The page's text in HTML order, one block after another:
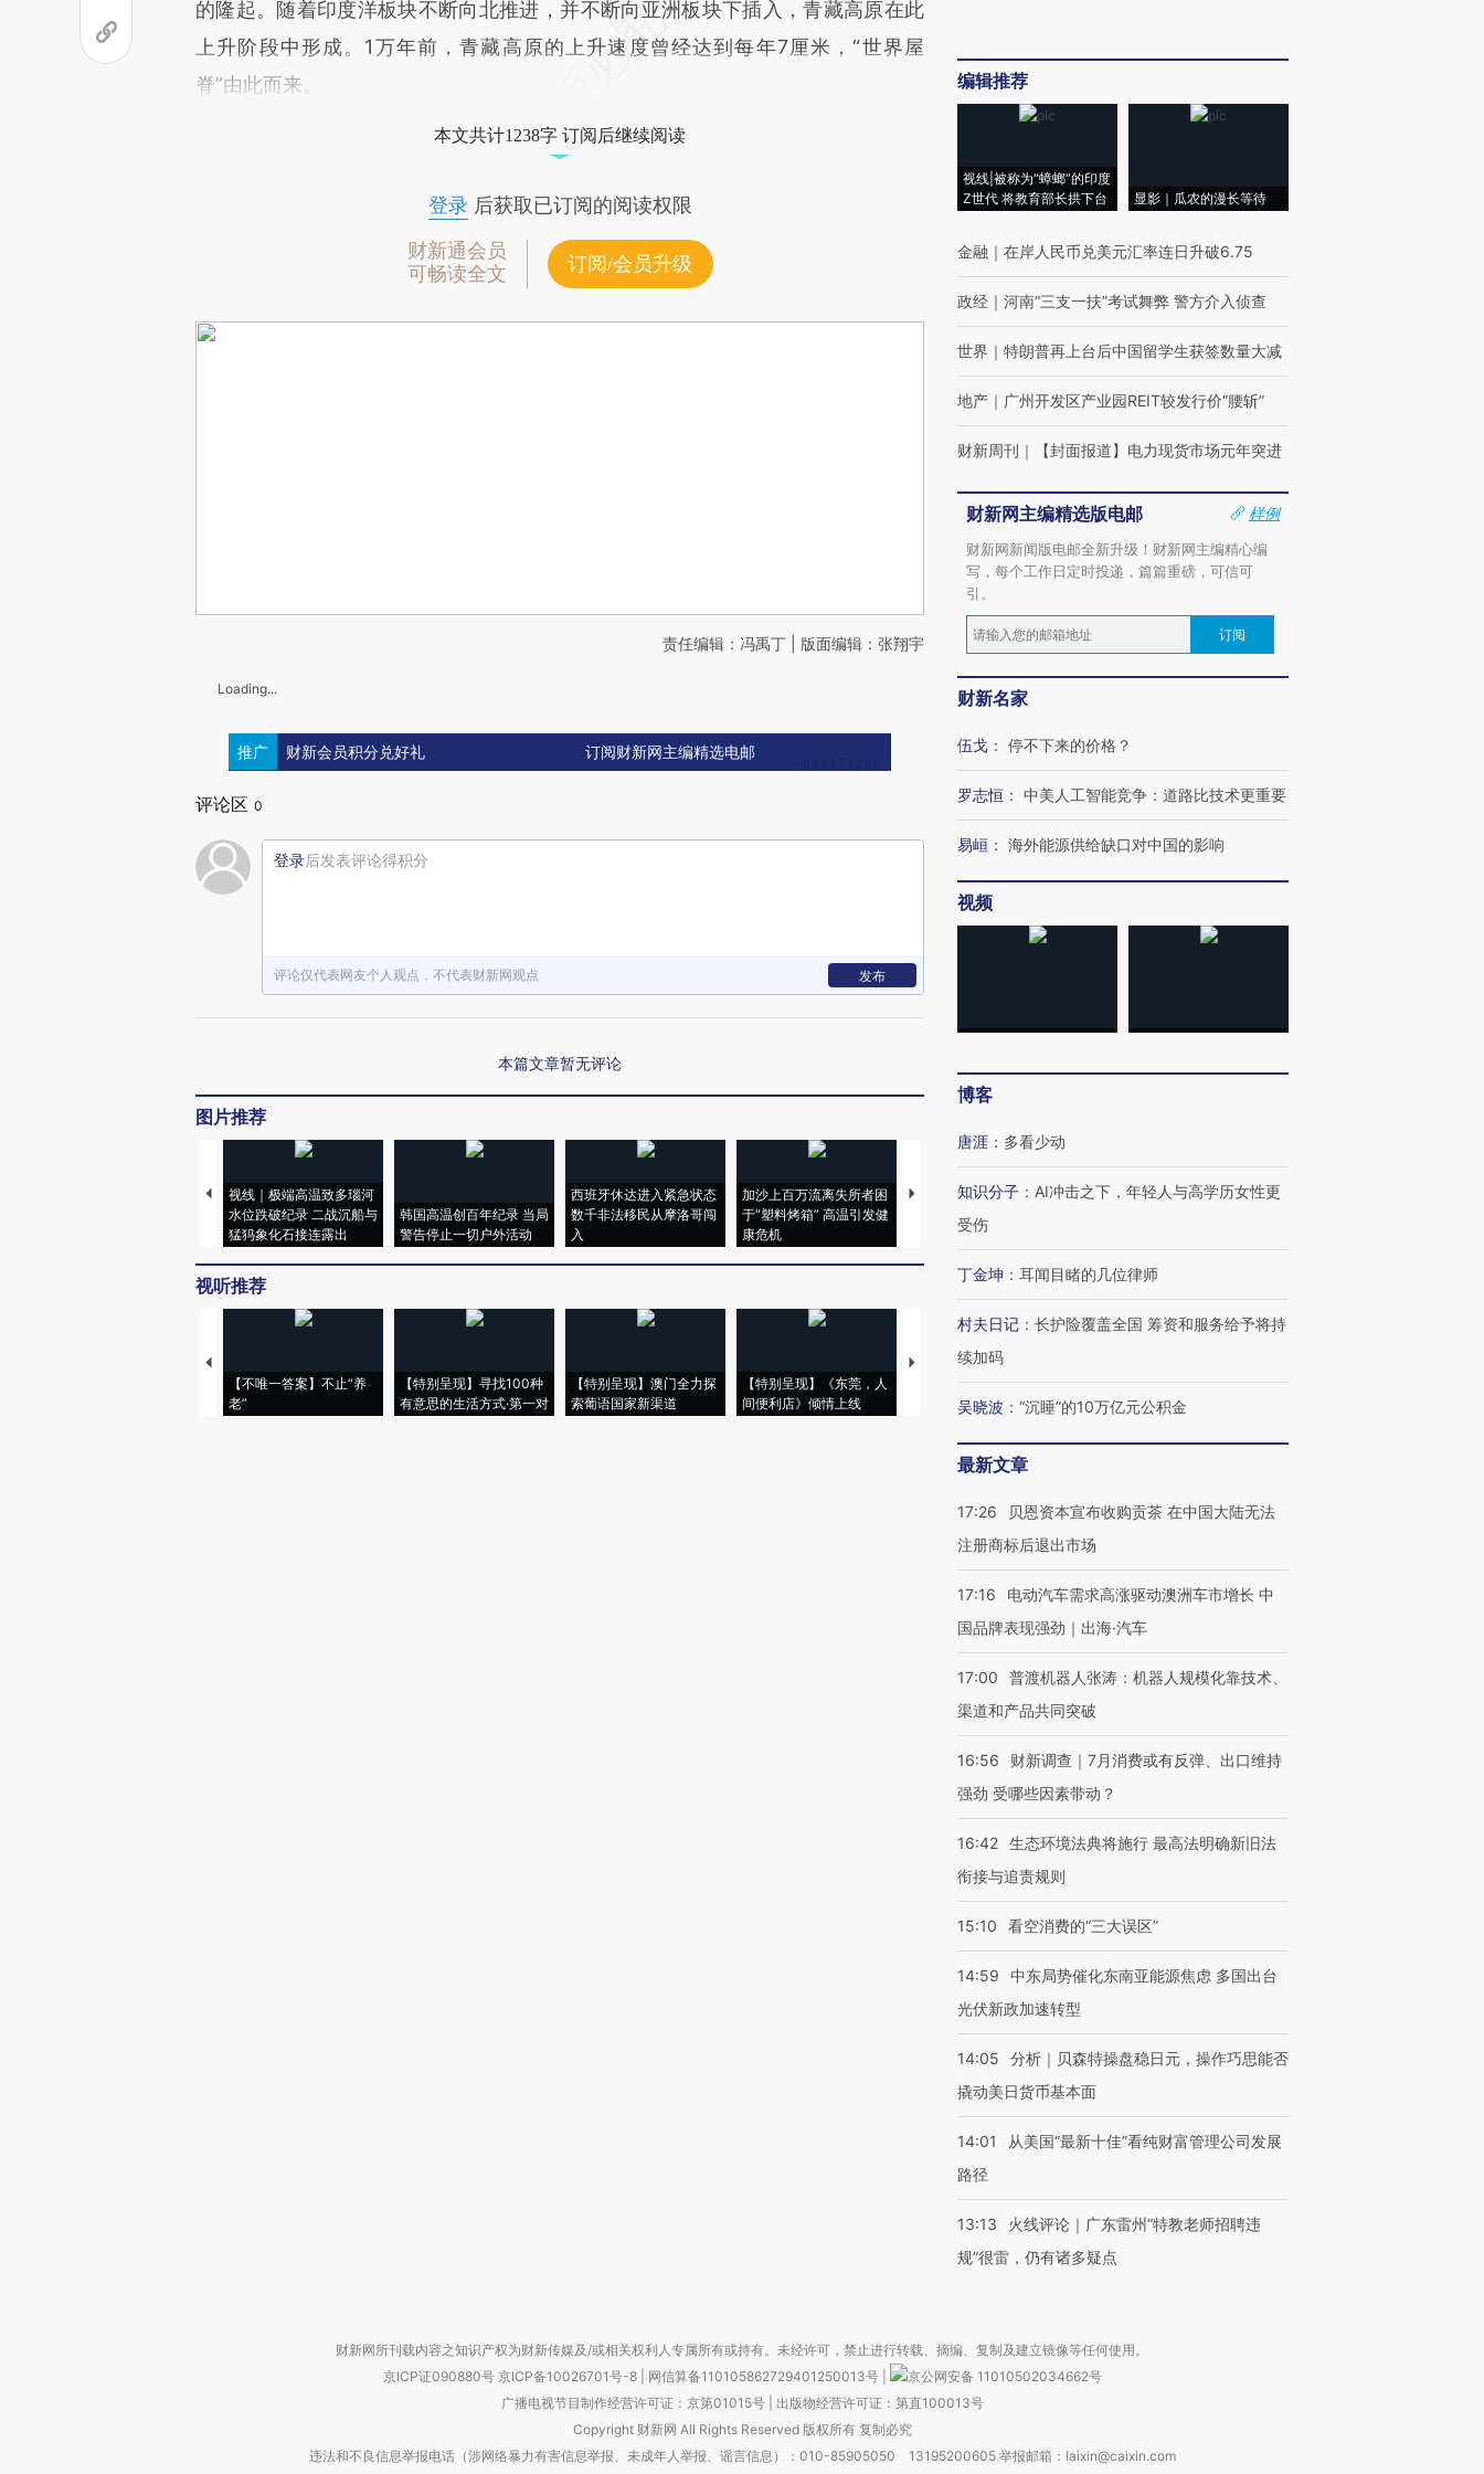
的隆起。随着印度洋板块不断向北推进，并不断向亚洲板块下插入，青藏高原在此
上升阶段中形成。1万年前，青藏高原的上升速度曾经达到每年7厘米，“世界屋
脊”由此而来。
本文共计1238字 订阅后继续阅读
登录后获取已订阅的阅读权限
财新通会员
可畅读全文
订阅/会员升级
责任编辑：冯禹丁 | 版面编辑：张翔宇
Loading...
推广 财新会员积分兑好礼 订阅财新网主编精选电邮
评论区 0
登录后发表评论得积分
评论仅代表网友个人观点，不代表财新网观点 发布
本篇文章暂无评论
图片推荐
视线｜极端高温致多瑙河
水位跌破纪录 二战沉船与
猛犸象化石接连露出
韩国高温创百年纪录 当局
警告停止一切户外活动
西班牙休达进入紧急状态
数千非法移民从摩洛哥闯
入
加沙上百万流离失所者困
于“塑料烤箱” 高温引发健
康危机
马航飞行员跨国走私7万
粒摇头丸 尿检体内含3种
视线｜HYROX的吸金
视听推荐
【不唯一答案】不止“养
老”
【特别呈现】寻找100种
有意思的生活方式·第一对
【特别呈现】澳门全力探
索葡语国家新渠道
【特别呈现】《东莞，人
间便利店》倾情上线
【推广】走进第四届链博
会，让数智科技“链”接产
【特别呈现】寻找100种
有意思的生活方式·第三对
CFO：不靠规模取胜，华
编辑推荐
视线|被称为“蟑螂”的印度
Z世代 将教育部长拱下台
显影｜瓜农的漫长等待
金融 ｜ 在岸人民币兑美元汇率连日升破6.75
政经 ｜ 河南“三支一扶”考试舞弊 警方介入侦查
世界 ｜ 特朗普再上台后中国留学生获签数量大减
地产 ｜ 广州开发区产业园REIT较发行价“腰斩”
财新周刊 ｜ 【封面报道】电力现货市场元年突进
财新网主编精选版电邮
样例
财新网新闻版电邮全新升级！财新网主编精心编
写，每个工作日定时投递，篇篇重磅，可信可
引。
订阅
财新名家
伍戈 ： 停不下来的价格？
罗志恒 ： 中美人工智能竞争：道路比技术更重要
易峘 ： 海外能源供给缺口对中国的影响
视频
博客
唐涯 ： 多看少动
知识分子 ： AI冲击之下，年轻人与高学历女性更
受伤
丁金坤 ： 耳闻目睹的几位律师
村夫日记 ： 长护险覆盖全国 筹资和服务给予将持
续加码
吴晓波 ： “沉睡”的10万亿元公积金
最新文章
17:26
贝恩资本宣布收购贡茶 在中国大陆无法
注册商标后退出市场
17:16
电动汽车需求高涨驱动澳洲车市增长 中
国品牌表现强劲｜出海·汽车
17:00
普渡机器人张涛：机器人规模化靠技术、
渠道和产品共同突破
16:56
财新调查｜7月消费或有反弹、出口维持
强劲 受哪些因素带动？
16:42 生态环境法典将施行 最高法明确新旧法
衔接与追责规则
15:10 看空消费的“三大误区”
14:59
中东局势催化东南亚能源焦虑 多国出台
光伏新政加速转型
14:05
分析｜贝森特操盘稳日元，操作巧思能否
撬动美日货币基本面
14:01
从美国“最新十佳”看纯财富管理公司发展
路径
13:13
火线评论｜广东雷州“特教老师招聘违
规”很雷，仍有诸多疑点
财新网所刊载内容之知识产权为财新传媒及/或相关权利人专属所有或持有。未经许可，禁止进行转载、摘编、复制及建立镜像等任何使用。
京ICP证090880号 京ICP备10026701号-8 网信算备110105862729401250013号
京公网安备 11010502034662号
广播电视节目制作经营许可证：京第01015号| 出版物经营许可证：第直100013号
Copyright 财新网 All Rights Reserved 版权所有 复制必究
违法和不良信息举报电话（涉网络暴力有害信息举报、未成年人举报、谣言信息）：010-85905050 13195200605 举报邮箱：laixin@caixin.com